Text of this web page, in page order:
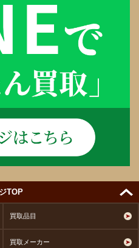
TOP
買取品目
買取メーカー